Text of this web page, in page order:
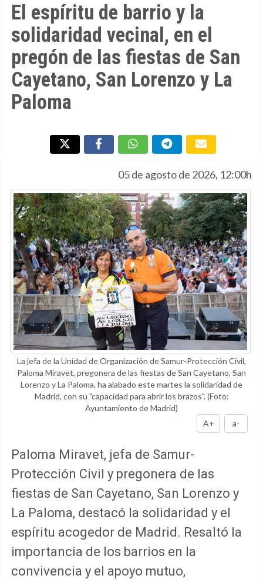
El espíritu de barrio y la
solidaridad vecinal, en el
pregón de las fiestas de San
Cayetano, San Lorenzo y La
Paloma
05 de agosto de 2026, 12:00h
La jefa de la Unidad de Organización de Samur-Protección Civil,
Paloma Miravet, pregonera de las fiestas de San Cayetano, San
Lorenzo y La Paloma, ha alabado este martes la solidaridad de
Madrid, con su "capacidad para abrir los brazos".(Foto:
Ayuntamiento de Madrid)
A+
a-
Paloma Miravet, jefa de Samur-
Protección Civil y pregonera de las
fiestas de San Cayetano, San Lorenzo y
La Paloma, destacó la solidaridad y el
espíritu acogedor de Madrid. Resaltó la
importancia de los barrios en la
convivencia y el apoyo mutuo,